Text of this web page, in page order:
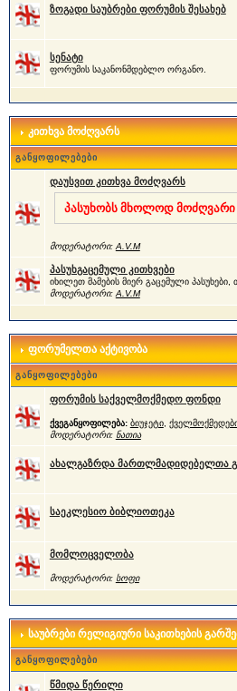
ზოგადი საუბრები ფორუმის შესახებ
სენატი
ფორუმის საკანონმდებლო ორგანო.
კითხვა მოძღვარს
განყოფილებები
დაუსვით კითხვა მოძღვარს
პასუხობს მხოლოდ მოძღვარი
მოდერატორი: A.V.M
პასუხგაცემული კითხვები
იხილეთ მამების მიერ გაცემული პასუხები,
მოდერატორი: A.V.M
ფორუმელთა აქტივობა
განყოფილებები
ფორუმის საქველმოქმედო ფონდი
ქვეგანყოფილება: ბიუჯეტი,
მოდერატორი: ნათია
ახალგაზრდა მართლმადიდებელთა
საეკლესიო ბიბლიოთეკა
მომლოცველობა
მოდერატორი: სოფი
საუბრები რელიგიური საკითხების
განყოფილებები
წმიდა წერილი